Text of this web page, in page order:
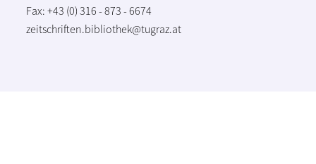
Fax: +43 (0) 316 - 873 - 6674
zeitschriften.bibliothek@tugraz.at